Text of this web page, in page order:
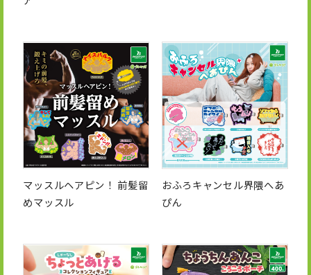
マッスルヘアピン！ 前髪留
めマッスル
おふろキャンセル界隈へあ
ぴん